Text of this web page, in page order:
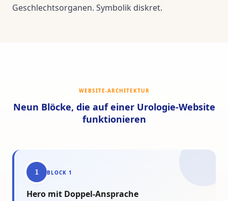
Geschlechtsorganen. Symbolik diskret.
WEBSITE-ARCHITEKTUR
Neun Blöcke, die auf einer Urologie-Website
funktionieren
1 BLOCK 1
Hero mit Doppel-Ansprache